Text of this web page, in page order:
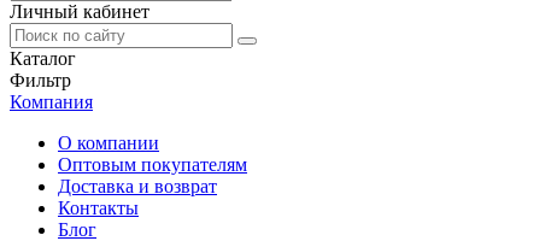
Личный кабинет
Каталог
Фильтр
Компания
О компании
Оптовым покупателям
Доставка и возврат
Контакты
Блог